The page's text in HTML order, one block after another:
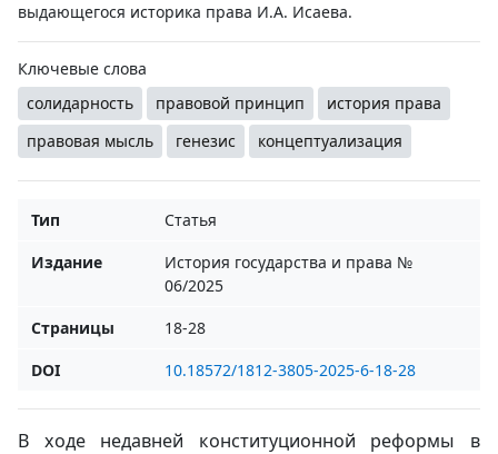
выдающегося историка права И.А. Исаева.
Ключевые слова
солидарность
правовой принцип
история права
правовая мысль
генезис концептуализация
Тип
Статья
Издание
История государства и права №
06/2025
Страницы
18-28
DOI
10.18572/1812-3805-2025-6-18-28
В ходе недавней конституционной реформы в